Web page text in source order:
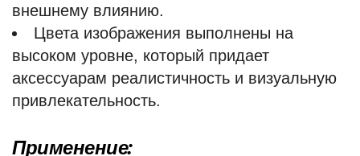
внешнему влиянию.
Цвета изображения выполнены на
высоком уровне, который придает
аксессуарам реалистичность и визуальную
привлекательность.
Применение: